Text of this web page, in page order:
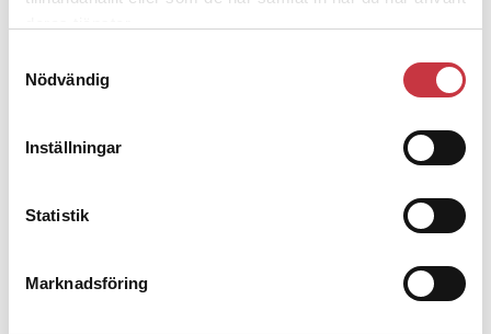
Nödvändig
Inställningar
Statistik
Marknadsföring
Debatt
Det är inte evidenskrav som
bakbinder polisen